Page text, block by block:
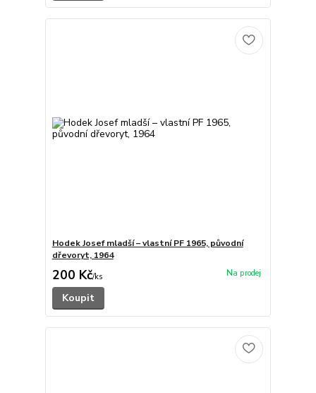
Hodek Josef mladší – vlastní PF 1965, původní
dřevoryt, 1964
200 Kč/ks
Koupit